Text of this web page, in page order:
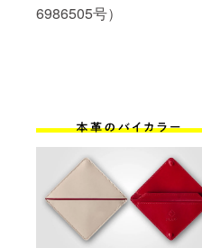
6986505号）